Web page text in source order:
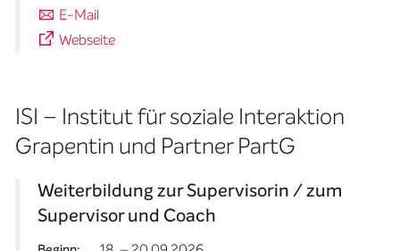
E-Mail
Webseite
ISI – Institut für soziale Interaktion
Grapentin und Partner PartG
Weiterbildung zur Supervisorin / zum
Supervisor und Coach